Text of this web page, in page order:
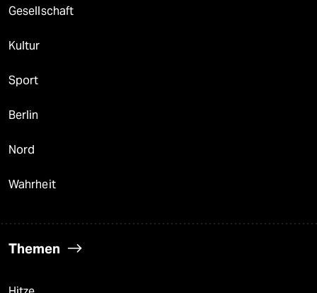
Gesellschaft
Kultur
Sport
Berlin
Nord
Wahrheit
Themen